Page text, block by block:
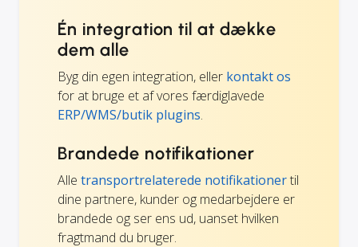
Én integration til at dække
dem alle
Byg din egen integration, eller kontakt os
for at bruge et af vores færdiglavede
ERP/WMS/butik plugins.
Brandede notifikationer
Alle transportrelaterede notifikationertil
dine partnere, kunder og medarbejdere er
brandede og ser ens ud, uanset hvilken
fragtmand du bruger.